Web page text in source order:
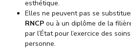
esthétique.
Elles ne peuvent pas se
RNCP ou à un diplôme de la
par l’État pour l’exercice des
personne.